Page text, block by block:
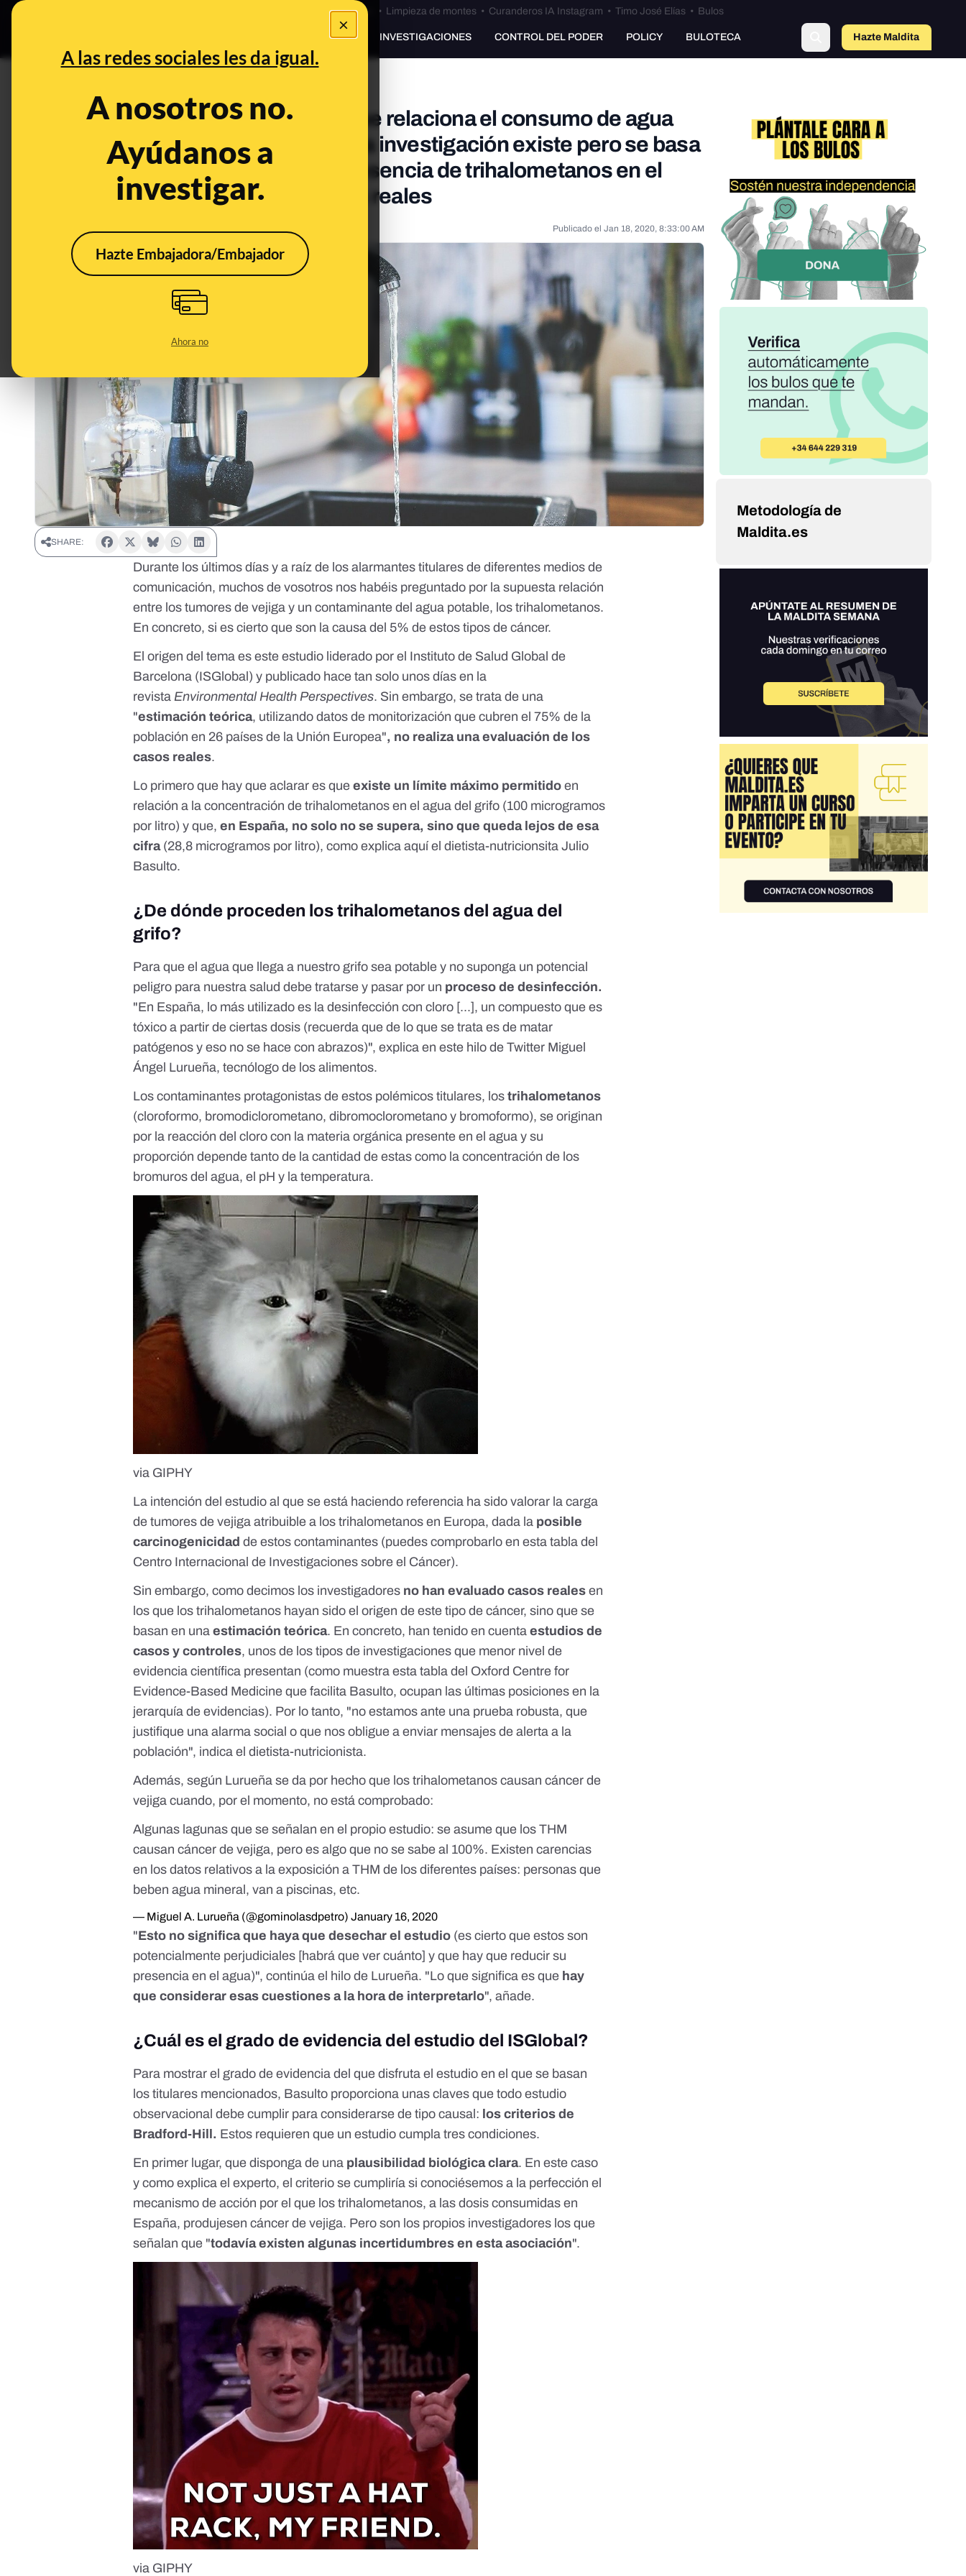
×
A las redes sociales les da igual.
A nosotros no.
Ayúdanos a
investigar.
Hazte Embajadora/Embajador
Ahora no
Bulos Ceuta • Limpieza de montes• Curanderos IA Instagram • Timo José Elías• Bulos
PREBUNKING INVESTIGACIONES CONTROL DEL PODER POLICY BULOTECA Hazte Maldito
¿Qué sabemos sobre el estudio que relaciona el consumo de agua
del grifo con el cáncer de vejiga? La investigación existe pero se basa
en una estimación teórica de la presencia de trihalometanos en el
agua, no en la evaluación de casos reales
Publicado el Jan 18, 2020, 8:33:00 AM
SHARE:
Durante los últimos días y a raíz de los alarmantes titulares de diferentes medios de
comunicación, muchos de vosotros nos habéis preguntado por la supuesta relación
entre los tumores de vejiga y un contaminante del agua potable, lostrihalometanos.
En concreto, si es cierto que son la causa del 5% de estos tipos de cáncer.
El origen del tema eseste estudio liderado por el Instituto de Salud Global de
Barcelona (ISGlobal) y publicado hace tan solo unos días en la
revista Environmental Health Perspectives. Sin embargo, se trata de una
"estimación teórica, utilizando datos de monitorización que cubren el 75% de la
población en 26 países de la Unión Europea", no realiza una evaluación de los
casos reales.
Lo primero que hay que aclarar es queexiste un límite máximo permitido en
relación a la concentración de trihalometanos en el agua del grifo (100 microgramos
por litro) y que,en España, no solo no se supera, sino que queda lejos de esa
cifra(28,8 microgramos por litro), como explicaaquíel dietista-nutricionsita Julio
Basulto.
¿De dónde proceden los trihalometanos del agua del
grifo?
Para que el agua que llega a nuestro grifo sea potable y no suponga un potencial
peligro para nuestra salud debe tratarse y pasar por un proceso de desinfección.
"En España, lo más utilizado es la desinfección con cloro [...], un compuesto que es
tóxico a partir de ciertas dosis (recuerda que de lo que se trata es de matar
patógenos y eso no se hace con abrazos)", explica en este hilo de Twitter Miguel
Ángel Lurueña, tecnólogo de los alimentos.
Los contaminantes protagonistas de estos polémicos titulares, lostrihalometanos
(cloroformo, bromodiclorometano, dibromoclorometano y bromoformo), se originan
por la reacción del cloro con la materia orgánica presente en el agua y su
proporción depende tanto de la cantidad de estas como la concentración de los
bromuros del agua, el pH y la temperatura.
via GIPHY
La intención del estudio al que se está haciendo referencia ha sido valorar la carga
de tumores de vejiga atribuible a los trihalometanos en Europa, dada la posible
carcinogenicidad de estos contaminantes (puedes comprobarlo enesta tabla del
Centro Internacional de Investigaciones sobre el Cáncer).
Sin embargo, como decimos los investigadores no han evaluado casos reales en
los que los trihalometanos hayan sido el origen de este tipo de cáncer, sino que se
basan en unaestimación teórica. En concreto, han tenido en cuentaestudios de
casos y controles, unos de los tipos de investigaciones que menor nivel de
evidencia científica presentan (como muestraesta tabla del Oxford Centre for
Evidence-Based Medicine que facilita Basulto, ocupan las últimas posiciones en la
jerarquía de evidencias). Por lo tanto, "no estamos ante una prueba robusta, que
justifique una alarma social o que nos obligue a enviar mensajes de alerta a la
población", indica el dietista-nutricionista.
Además, según Lurueña se da por hecho que los trihalometanos causan cáncer de
vejiga cuando, por el momento, no está comprobado:
Algunas lagunas que se señalan en el propio estudio: se asume que los THM
causan cáncer de vejiga, pero es algo que no se sabe al 100%. Existen carencias
en los datos relativos a la exposición a THM de los diferentes países: personas que
beben agua mineral, van a piscinas, etc.
— Miguel A. Lurueña (@gominolasdpetro)January 16, 2020
"Esto no significa que haya que desechar el estudio (es cierto que estos son
potencialmente perjudiciales [habrá que ver cuánto] y que hay que reducir su
presencia en el agua)", continúa el hilo de Lurueña. "Lo que significa es que hay
que considerar esas cuestiones a la hora de interpretarlo", añade.
¿Cuál es el grado de evidencia del estudio del ISGlobal?
Para mostrar el grado de evidencia del que disfruta el estudio en el que se basan
los titulares mencionados, Basulto proporciona unas claves que todo estudio
observacional debe cumplir para considerarse de tipo causal: loscriterios de
Bradford-Hill. Estos requieren que un estudio cumpla tres condiciones.
En primer lugar, que disponga de una plausibilidad biológica clara. En este caso
y como explica el experto, el criterio se cumpliría si conociésemos a la perfección el
mecanismo de acción por el que los trihalometanos, a las dosis consumidas en
España, produjesen cáncer de vejiga. Pero son los propios investigadores los que
señalan que "todavía existen algunas incertidumbres en esta asociación".
via GIPHY
Metodología de
Maldita.es